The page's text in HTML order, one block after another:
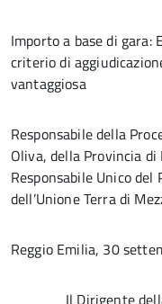
Importo a base di gara:
criterio di
vantaggiosa
Responsabile della
Oliva, della Provincia di
Responsabile Unico
dell’Unione Terra di
Reggio Emilia, 30
Il Dirigente